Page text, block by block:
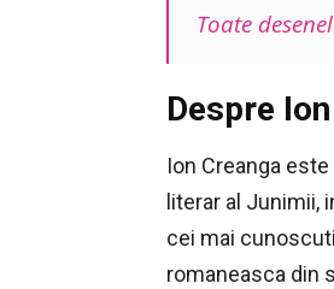
Toate
Despre
Ion Creanga
literar al Junimii,
cei mai
romaneasca din